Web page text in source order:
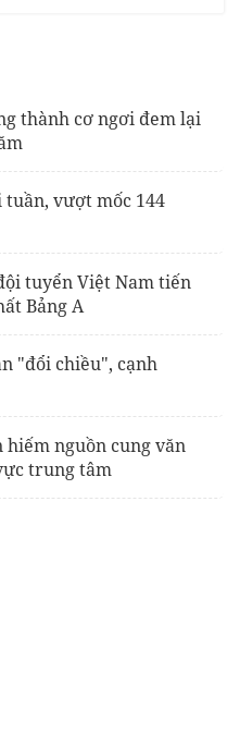
thành cơ ngơi đem lại
tuần, vượt mốc 144
tuyển Việt Nam tiến
Bảng A
"đổi chiều", cạnh
hiếm nguồn cung văn
trung tâm